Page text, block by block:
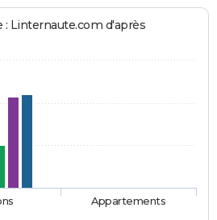
: Linternaute.com d'après
Appartements